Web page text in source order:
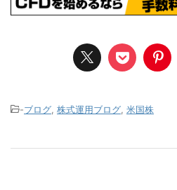
-ブログ, 株式運用ブログ, 米国株